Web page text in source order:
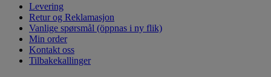
Levering
Retur og Reklamasjon
Vanlige spørsmål (öppnas i ny flik)
Min order
Kontakt oss
Tilbakekallinger